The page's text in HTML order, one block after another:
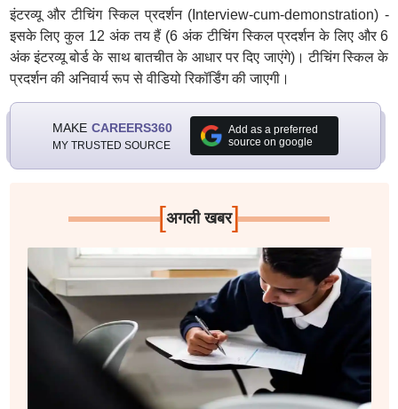
इंटरव्यू और टीचिंग स्किल प्रदर्शन (Interview-cum-demonstration) -
इसके लिए कुल 12 अंक तय हैं (6 अंक टीचिंग स्किल प्रदर्शन के लिए और 6
अंक इंटरव्यू बोर्ड के साथ बातचीत के आधार पर दिए जाएंगे)। टीचिंग स्किल के
प्रदर्शन की अनिवार्य रूप से वीडियो रिकॉर्डिंग की जाएगी।
MAKE CAREERS360
MY TRUSTED SOURCE
Add as a preferred
source on google
[अगली खबर]